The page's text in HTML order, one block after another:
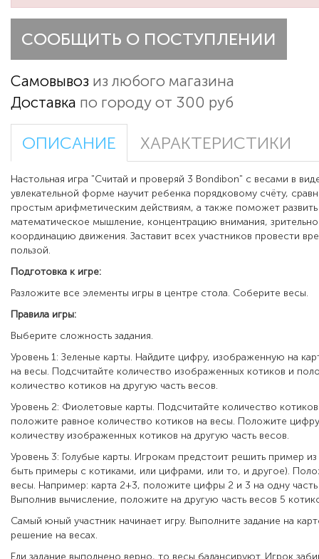
СООБЩИТЬ О ПОСТУПЛЕНИИ
Самовывоз из любого магазина
Доставка по городу от 300 руб
ОПИСАНИЕ ХАРАКТЕРИСТИКИ
Настольная игра "Считай и проверяй 3 Bondibon" с весами в
увлекательной форме научит ребенка порядковому счёту,
простым арифметическим действиям, а также поможет
математическое мышление, концентрацию внимания,
координацию движения. Заставит всех участников провести
пользой.
Подготовка к игре:
Разложите все элементы игры в центре стола. Соберите весы.
Правила игры:
Выберите сложность задания.
Уровень 1: Зеленые карты. Найдите цифру, изображенную на
на весы. Подсчитайте количество изображенных котиков и
количество котиков на другую часть весов.
Уровень 2: Фиолетовые карты. Подсчитайте количество
положите равное количество котиков на весы. Положите
количеству изображенных котиков на другую часть весов.
Уровень 3: Голубые карты. Игрокам предстоит решить пример
быть примеры с котиками, или цифрами, или то, и другое).
весы. Например: карта 2+3, положите цифры 2 и 3 на одну
Выполнив вычисление, положите на другую часть весов 5
Самый юный участник начинает игру. Выполните задание на
решение на весах.